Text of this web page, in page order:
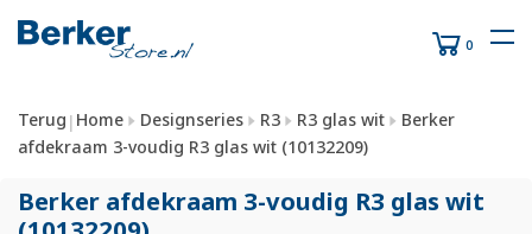
0
Terug | Home Designseries R3 R3 glas wit
Berker
afdekraam 3-voudig R3 glas wit (10132209)
Berker afdekraam 3-voudig R3 glas wit